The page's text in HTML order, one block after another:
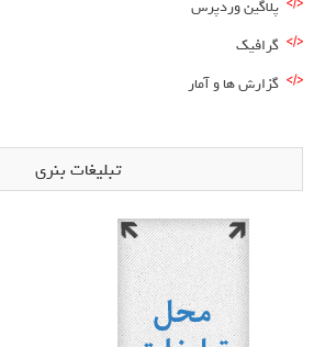
پلاگین وردپرس
گرافیک
گزارش ها و آمار
تبلیغات بنری